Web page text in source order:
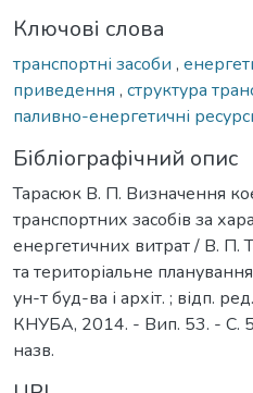
Ключові слова
транспортні засоби ,
приведення , структура
паливно-енергетичні
Бібліографічний опис
Тарасюк В. П. Визначення
транспортних засобів за
енергетичних витрат / В. П.
та територіальне
ун-т буд-ва і архіт. ; відп.
КНУБА, 2014. - Вип. 53. - С.
назв.